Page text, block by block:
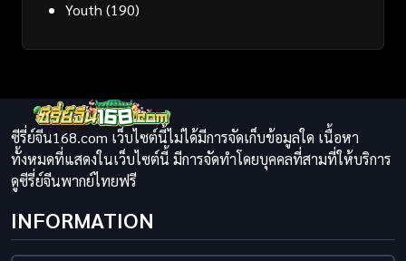
Youth (190)
ซีรี่ย์จีน168.com เว็บไซต์นี้ไม่ได้มีการจัดเก็บข้อมูลใด เนื้อหา
ทั้งหมดที่แสดงในเว็บไซต์นี้ มีการจัดทำโดยบุคคลที่สามที่ให้บริการ
ดูซีรี่ย์จีนพากย์ไทยฟรี
INFORMATION